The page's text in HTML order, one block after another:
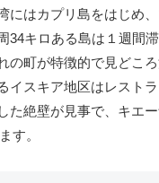
はカプリ島をはじめ
キロある島は１週間
町が特徴的で見どこ
スキア地区はレスト
絶壁が見事で、キエ
す。